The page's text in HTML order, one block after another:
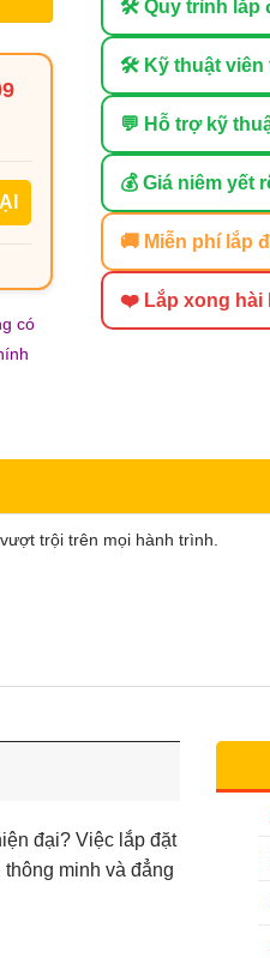
có
🛠 Quy trình lắp
🛠 Kỹ thuật viên
💬 Hỗ trợ kỹ
💰 Giá niêm yết
🚚 Miễn phí lắp
❤️ Lắp xong hài
trội trên mọi hành trình.
đại? Việc lắp đặt
minh và đẳng